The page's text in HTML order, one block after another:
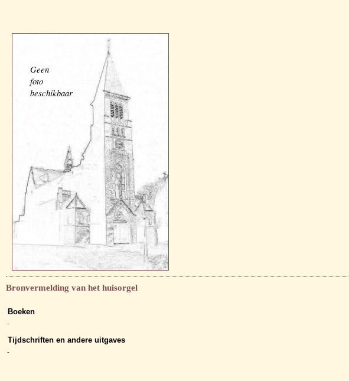
Geen
foto
beschikbaar
Bronvermelding van het huisorgel
Boeken
-
Tijdschriften en andere uitgaves
-